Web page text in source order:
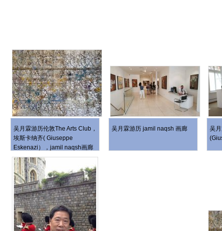
吴月霖游历伦敦The Arts Club，
埃斯卡纳齐( Giuseppe
Eskenazi），jamil naqsh画廊
吴月霖游历 jamil naqsh 画廊
吴